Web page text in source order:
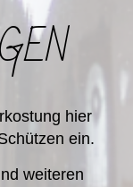
hier
ein.
weiteren